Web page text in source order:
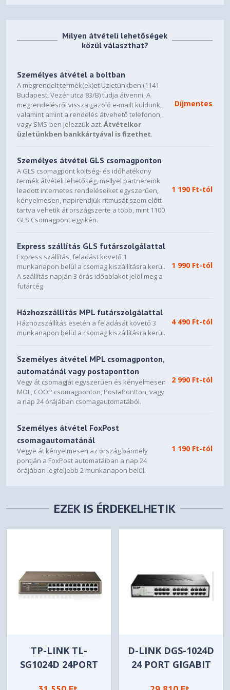
Milyen átvételi lehetőségek
közül választhat?
Személyes átvétel a boltban
A megrendelt termék(ek)et Üzletünkben (1141
Budapest, Vezér utca 83/B) tudja átvenni. A
megrendelésről visszaigazoló e-mailt küldünk,
valamint amint a rendelés átvehető telefonon,
vagy SMS-ben jelezzük azt.Átvételkor
üzletünkben bankkártyával is fizethet.
Díjmentes
Személyes átvétel GLS csomagponton
A GLS csomagpont költség- és időhatékony
termék átvételi lehetőség, mellyel partnereink
leadott internetes rendeléseiket egyszerűen,
kényelmesen, napirendjük ritmusát szem előtt
tartva vehetik át országszerte a több, mint 1100
GLS Csomagpont egyikén.
1 190 Ft-tól
Express szállítás GLS futárszolgálattal
Express szállítás, feladást követő 1
munkanapon belül a csomag kiszállításra kerül.
A szállítás napján 3 órás időablakot jelöl meg a
futárcég.
1 990 Ft-tól
Házhozszállítás MPL futárszolgálattal
Házhozszállítás esetén a feladását követő 3
munkanapon belül a csomag kiszállításra kerül.
4 490 Ft-tól
Személyes átvétel MPL csomagponton,
automatánál vagy postapontton
Vegy át csomagját egyszerűen és kényelmesen
MOL, COOP csomagponton, PostaPontton, vagy
a nap 24 órájában csomagautomatából.
2 990 Ft-tól
Személyes átvétel FoxPost
csomagautomatánál
Vegye át kényelmesen az ország bármely
pontján a FoxPost automatáiban a nap 24
órájában legfeljebb 2 munkanapon belül.
1 190 Ft-tól
EZEK IS ÉRDEKELHETIK
TP-LINK TL-
SG1024D 24PORT
D-LINK DGS-1024D
24 PORT GIGABIT